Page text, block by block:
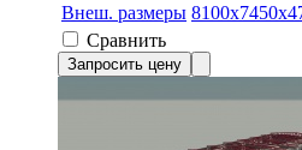
Внеш. размеры
Сравнить
Запросить цену